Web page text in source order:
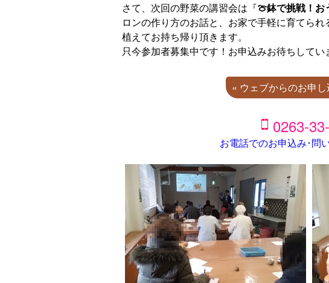
さて、次回の野菜の講習会は『🍈鉢で挑戦！お
ロンの作り方のお話と、お家で手軽に育てられ
植えてお持ち帰り頂きます。
只今参加者募集中です！お申込みお待ちしてい
« ウェブからのお申
0263-
お電話でのお申込み･問